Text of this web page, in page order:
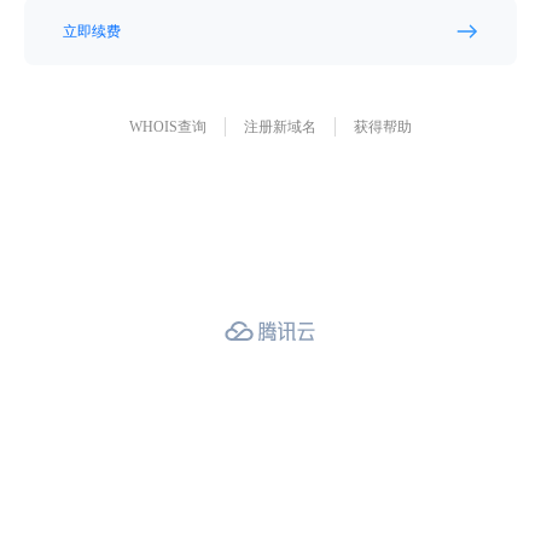
立即续费
WHOIS查询 注册新域名 获得帮助